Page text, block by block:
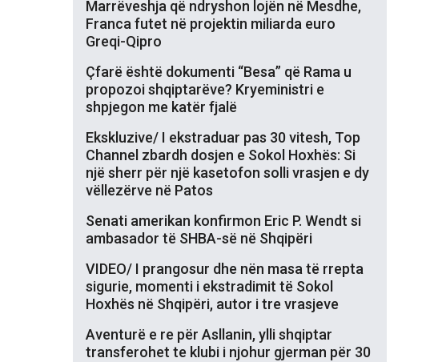
Marrëveshja që ndryshon lojën në Mesdhe,
Franca futet në projektin miliarda euro
Greqi-Qipro
Çfarë është dokumenti “Besa” që Rama u
propozoi shqiptarëve? Kryeministri e
shpjegon me katër fjalë
Ekskluzive/ I ekstraduar pas 30 vitesh, Top
Channel zbardh dosjen e Sokol Hoxhës: Si
një sherr për një kasetofon solli vrasjen e dy
vëllezërve në Patos
Senati amerikan konfirmon Eric P. Wendt si
ambasador të SHBA-së në Shqipëri
VIDEO/ I prangosur dhe nën masa të rrepta
sigurie, momenti i ekstradimit të Sokol
Hoxhës në Shqipëri, autor i tre vrasjeve
Aventurë e re për Asllanin, ylli shqiptar
transferohet te klubi i njohur gjerman për 30